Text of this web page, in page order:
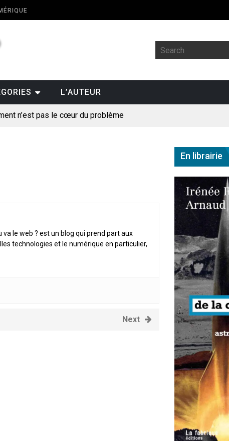
L’AUTEUR
n’est pas le cœur du problème
sortir des champs : « On impose et copie le gigantisme états-
artificielle
le web ? est un blog qui prend part aux
technologies et le numérique en particulier,
Next
En librairie